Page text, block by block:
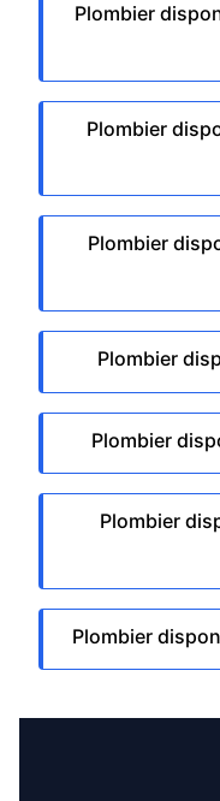
Plombier
Plombier
Plombier
Plombier
Plombier
Plombier
Plombier